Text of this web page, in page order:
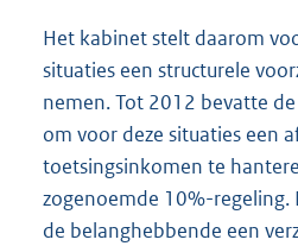
Het kabinet stelt daarom
situaties een structurele
nemen. Tot 2012 bevatte
om voor deze situaties een
toetsingsinkomen te
zogenoemde 10%-
de belanghebbende een